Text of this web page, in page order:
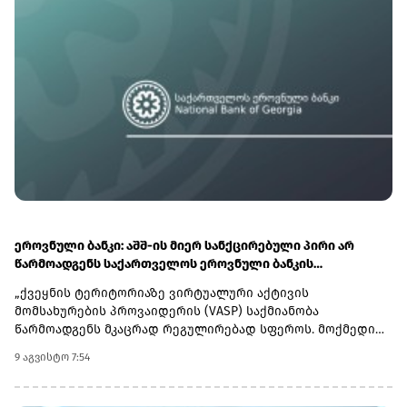
ეროვნული ბანკი: აშშ-ის მიერ სანქცირებული პირი არ
წარმოადგენს საქართველოს ეროვნული ბანკის
„ქვეყნის ტერიტორიაზე ვირტუალური აქტივის
მომსახურების პროვაიდერის (VASP) საქმიანობა
წარმოადგენს მკაცრად რეგულირებად სფეროს. მოქმედი
რომელიც ახორციელებს ამ ტიპის საქმიანობას, უნდა
გაიაროს სავალდებულო რეგისტრაცია საქართველოს
ეროვნულ ბანკში.ხაზგასმით აღვნიშნავთ, რომ აშშ-ის
9 აგვისტო 7:54